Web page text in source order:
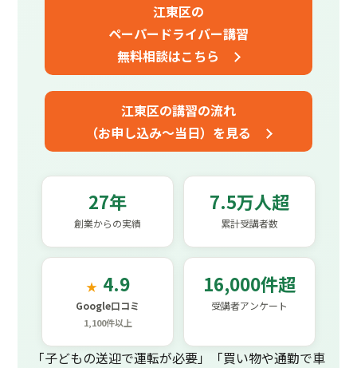
江東区の
ペーパードライバー講習
無料相談はこちら
江東区の講習の流れ
（お申し込み～当日）を見る
27年
創業からの実績
7.5万人超
累計受講者数
★ 4.9
Google口コミ
1,100件以上
16,000件超
受講者アンケート
「子どもの送迎で運転が必要」「買い物や通勤で車